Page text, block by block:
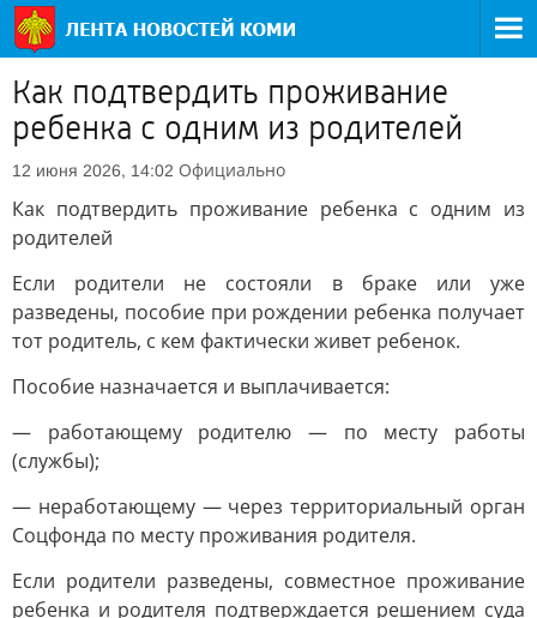
Как подтвердить проживание
ребенка с одним из родителей
12 июня 2026, 14:02 Официально
Как подтвердить проживание ребенка с одним из
родителей
Если родители не состояли в браке или уже
разведены, пособие при рождении ребенка получает
тот родитель, с кем фактически живет ребенок.
Пособие назначается и выплачивается:
— работающему родителю — по месту работы
(службы);
— неработающему — через территориальный орган
Соцфонда по месту проживания родителя.
Если родители разведены, совместное проживание
ребенка и родителя подтверждается решением суда